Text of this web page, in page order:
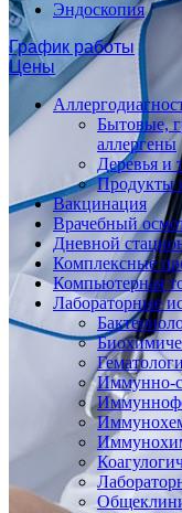
Эндоскопия
График работы
Цены
Бытовые,
аллергены
Деревья и
Продукты
Вакцинация
Врачебный
Дневной
Комплексные
Компьютерная
Лабораторные
Иммунно-